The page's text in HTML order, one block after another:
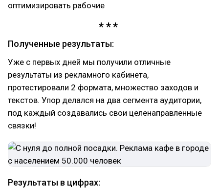
оптимизировать рабочие
Полученные результаты:
Уже с первых дней мы получили отличные
результаты из рекламного кабинета,
протестировали 2 формата, множество заходов и
текстов. Упор делался на два сегмента аудитории,
под каждый создавались свои целенаправленные
связки!
Результаты в цифрах: